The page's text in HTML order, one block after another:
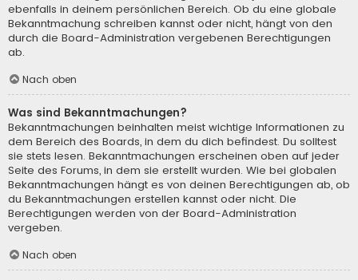
ebenfalls in deinem persönlichen Bereich. Ob du eine globale
Bekanntmachung schreiben kannst oder nicht, hängt von den
durch die Board-Administration vergebenen Berechtigungen
ab.
Nach oben
Was sind Bekanntmachungen?
Bekanntmachungen beinhalten meist wichtige Informationen zu
dem Bereich des Boards, in dem du dich befindest. Du solltest
sie stets lesen. Bekanntmachungen erscheinen oben auf jeder
Seite des Forums, in dem sie erstellt wurden. Wie bei globalen
Bekanntmachungen hängt es von deinen Berechtigungen ab, ob
du Bekanntmachungen erstellen kannst oder nicht. Die
Berechtigungen werden von der Board-Administration
vergeben.
Nach oben